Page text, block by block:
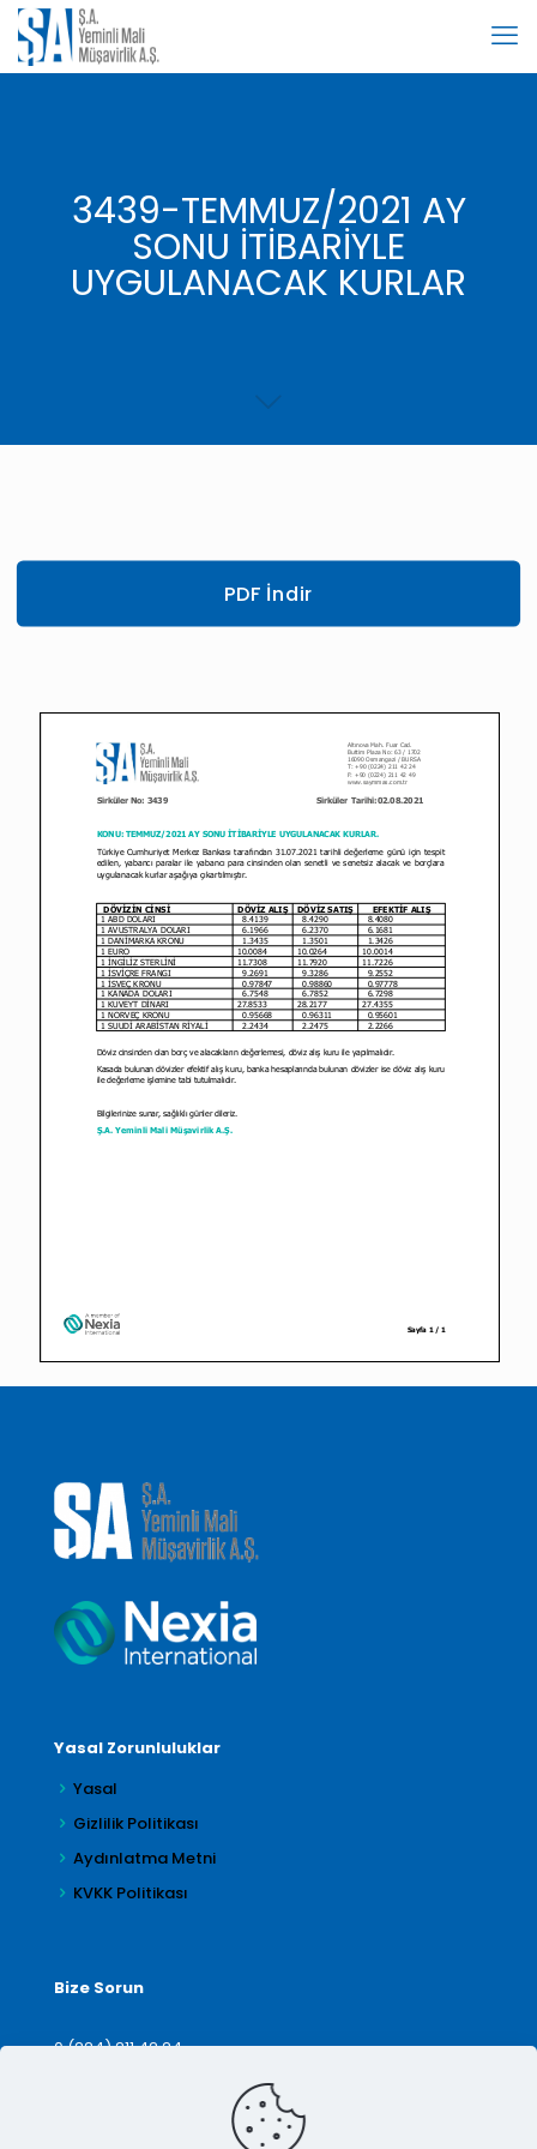
3439-TEMMUZ/2021 AY
SONU İTİBARİYLE
UYGULANACAK KURLAR
PDF İndir
Yasal Zorunluluklar
Yasal
Gizlilik Politikası
Aydınlatma Metni
KVKK Politikası
Bize Sorun
0 (224) 211 42 24